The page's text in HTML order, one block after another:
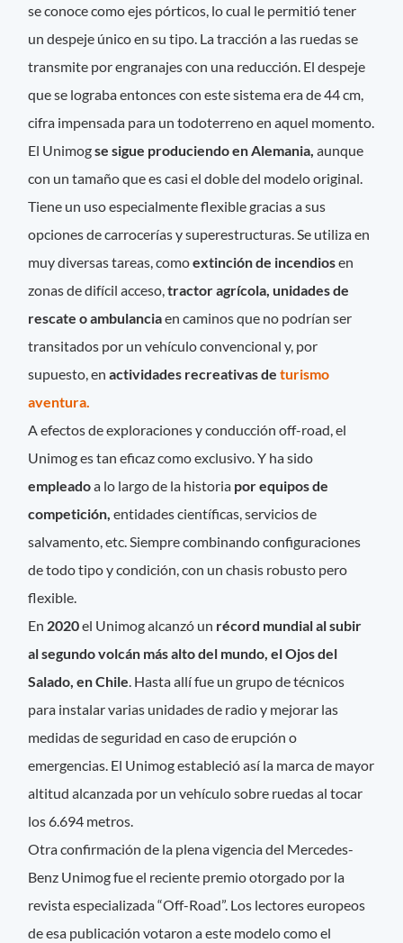
se conoce como ejes pórticos, lo cual le permitió tener
un despeje único en su tipo. La tracción a las ruedas se
transmite por engranajes con una reducción. El despeje
que se lograba entonces con este sistema era de 44 cm,
cifra impensada para un todoterreno en aquel momento.
El Unimogse sigue produciendo en Alemania, aunque
con un tamaño que es casi el doble del modelo original.
Tiene un uso especialmente flexible gracias a sus
opciones de carrocerías y superestructuras. Se utiliza en
muy diversas tareas, comoextinción de incendiosen
zonas de difícil acceso, tractor agrícola, unidades de
rescate o ambulanciaen caminos que no podrían ser
transitados por un vehículo convencional y, por
supuesto, enactividades recreativas deturismo
aventura.
A efectos de exploraciones y conducción off-road, el
Unimog es tan eficaz como exclusivo. Y ha sido
empleadoa lo largo de la historia por equipos de
competición, entidades científicas, servicios de
salvamento, etc. Siempre combinando configuraciones
de todo tipo y condición, con un chasis robusto pero
flexible.
En 2020el Unimog alcanzó un récord mundial al subir
al segundo volcán más alto del mundo, el Ojos del
Salado, en Chile . Hasta allí fue un grupo de técnicos
para instalar varias unidades de radio y mejorar las
medidas de seguridad en caso de erupción o
emergencias. El Unimog estableció así la marca de mayor
altitud alcanzada por un vehículo sobre ruedas al tocar
los 6.694 metros.
Otra confirmación de la plena vigencia del Mercedes-
Benz Unimog fue el reciente premio otorgado por la
revista especializada “Off-Road”. Los lectores europeos
de esa publicación votaron a este modelo como el